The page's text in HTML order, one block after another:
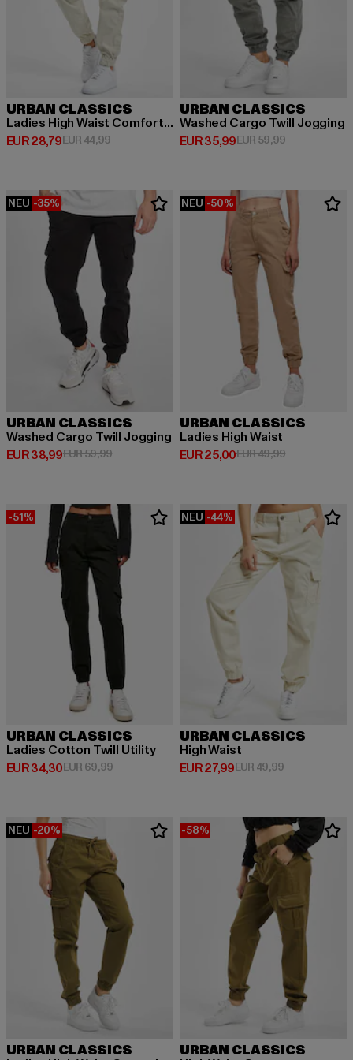
URBAN CLASSICS
Ladies High Waist Comfort Jogging
EUR 28,79
Derzeitiger Preis: EUR 28,79
EUR 44,99Aktionspreis: EUR 44,99
URBAN CLASSICS
Washed Cargo Twill Jogging
EUR 35,99
Derzeitiger Preis: EUR 35,99
EUR 59,99Aktionspreis:
NEU -35%
URBAN CLASSICS
Washed Cargo Twill Jogging
EUR 38,99
Derzeitiger Preis: EUR 38,99
EUR 59,99Aktionspreis: EUR 59,99
NEU -50%
URBAN CLASSICS
Ladies High Waist
EUR 25,00
Derzeitiger Preis: EUR 25,00
EUR 49,99Aktionspreis:
-51%
URBAN CLASSICS
Ladies Cotton Twill Utility
EUR 34,30
Derzeitiger Preis: EUR 34,30
EUR 69,99Aktionspreis: EUR 69,99
NEU -44%
URBAN CLASSICS
High Waist
EUR 27,99
Derzeitiger Preis: EUR 27,99
EUR 49,99Aktionspreis:
NEU -20%
URBAN CLASSICS
-58%
URBAN CLASSICS